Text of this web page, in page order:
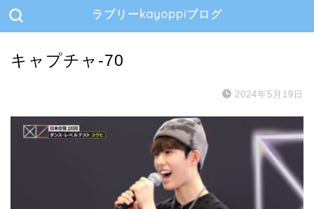
ラブリーkayoppiブログ
キャプチャ-70
2024年5月19日